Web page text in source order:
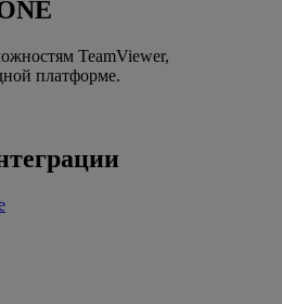
TeamViewer,
платформе.